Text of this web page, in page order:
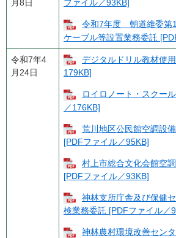
月8日
ファイル／93KB]
令和7年度 朝道維委第
ケーブル等設置業務委託
令和7年4
月24日
デジタルドリル教材使
179KB]
ロイロノート・スクー
／176KB]
荒川地区公民館空調設
[PDFファイル／95KB]
村上市総合文化会館空
[PDFファイル／93KB]
神林支所庁舎及び保健
検業務委託 [PDFファイル／
神林農村環境改善セン